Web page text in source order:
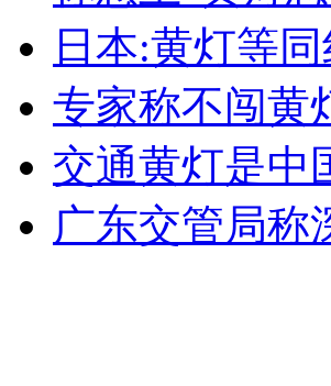
无痛分娩是否安全 医生回应
外交部：反对强权政治霸凌主义
外交部：有关国家言论片面不公正
日本:黄灯等
专家称不闯黄
交通黄灯是中
广东交管局称